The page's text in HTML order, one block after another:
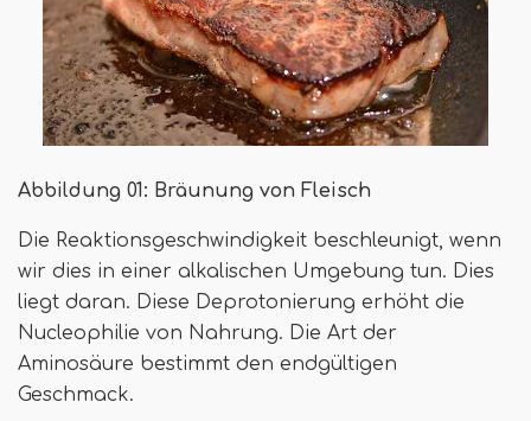
Abbildung 01: Bräunung von Fleisch
Die Reaktionsgeschwindigkeit beschleunigt, wenn
wir dies in einer alkalischen Umgebung tun. Dies
liegt daran. Diese Deprotonierung erhöht die
Nucleophilie von Nahrung. Die Art der
Aminosäure bestimmt den endgültigen
Geschmack.